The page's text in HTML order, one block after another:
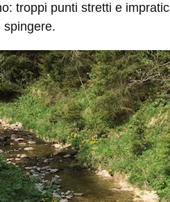
troppi punti stretti e
spingere.